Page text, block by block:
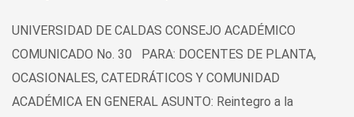
UNIVERSIDAD DE CALDAS CONSEJO ACADÉMICO
COMUNICADO No. 30 PARA: DOCENTES DE PLANTA,
OCASIONALES, CATEDRÁTICOS Y COMUNIDAD
ACADÉMICA EN GENERAL ASUNTO: Reintegro a la